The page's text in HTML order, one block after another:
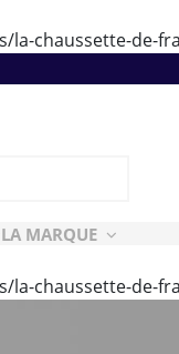
la-chaussette-de-
LA MARQUE
la-chaussette-de-